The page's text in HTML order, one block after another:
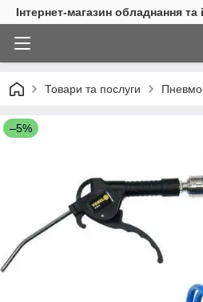
Інтернет-магазин обладнання та
Товари та послуги
–5%